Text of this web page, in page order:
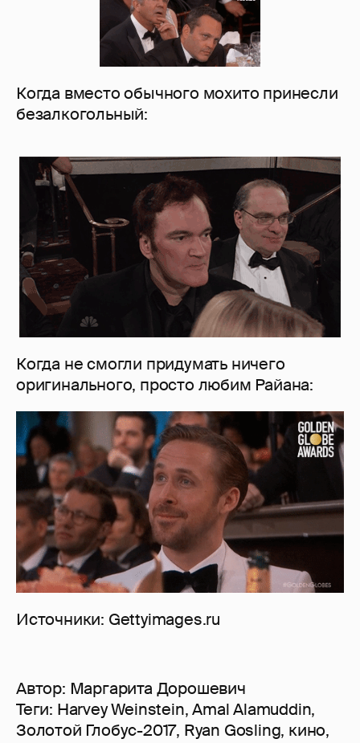
Когда вместо обычного мохито принесли
безалкогольный:
Когда не смогли придумать ничего
оригинального, просто любим Райана:
Источники: Gettyimages.ru
Автор: Маргарита Дорошевич
Теги: Harvey Weinstein,Amal Alamuddin,
Золотой Глобус-2017, Ryan Gosling, кино,